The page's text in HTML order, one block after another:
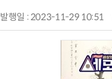
발행일 : 2023-11-29 10:51